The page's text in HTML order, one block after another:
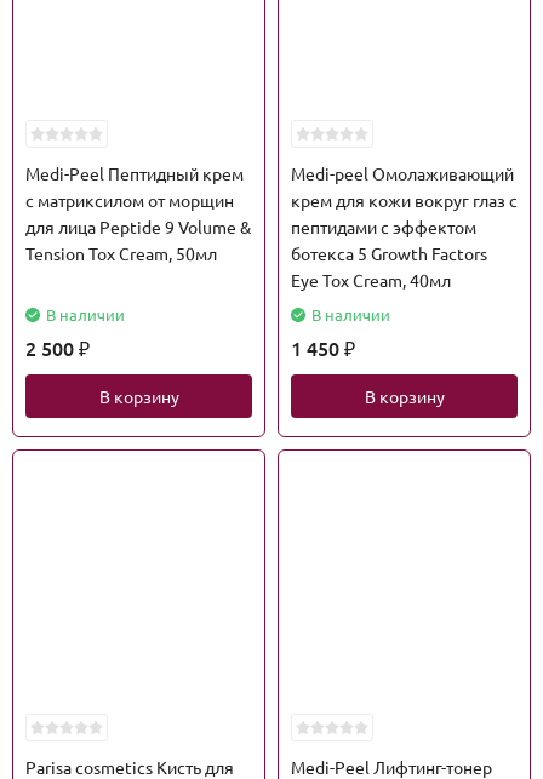
Medi-Peel Пептидный крем
с матриксилом от морщин
для лица Peptide 9 Volume &
Tension Tox Cream, 50мл
В наличии
2 500 ₽
В корзину
Medi-peel Омолаживающий
крем для кожи вокруг глаз с
пептидами с эффектом
ботекса 5 Growth Factors
Eye Tox Cream, 40мл
В наличии
1 450 ₽
В корзину
Parisa cosmetics Кисть для
Medi-Peel Лифтинг-тонер